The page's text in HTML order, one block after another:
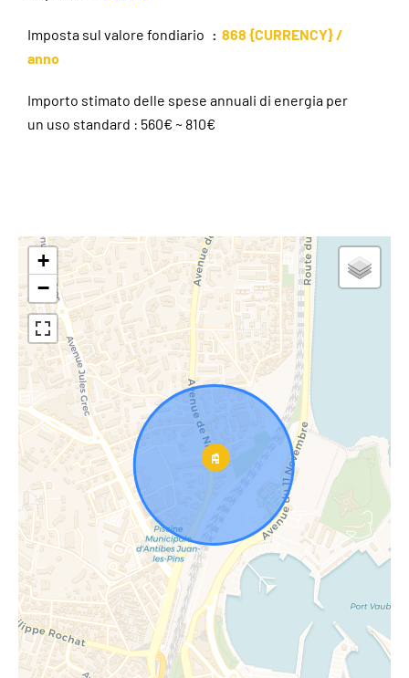
Imposta sul valore fondiario
868 {CURRENCY} /
anno
Importo stimato delle spese annuali di energia per
un uso standard : 560€ ~ 810€
+
−